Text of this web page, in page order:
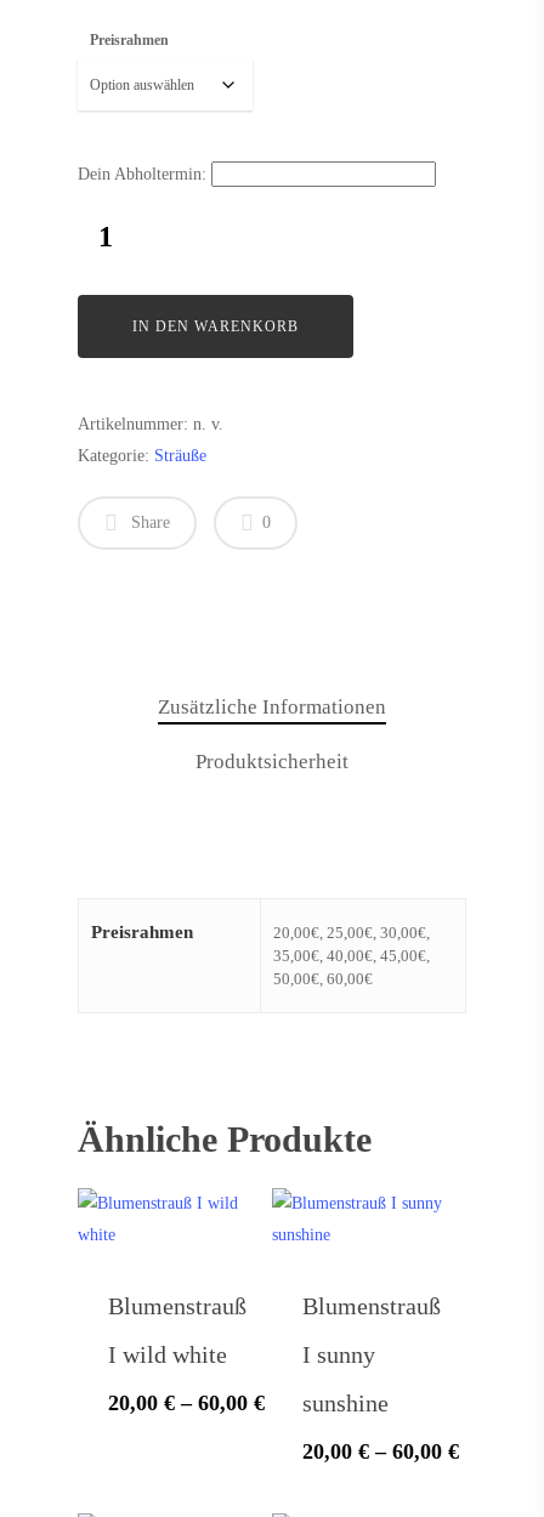
Preisrahmen
Dein Abholtermin:
IN DEN WARENKORB
Artikelnummer: n. v.
Kategorie: Sträuße
Share 0
Zusätzliche Informationen
Produktsicherheit
Preisrahmen
20,00€, 25,00€, 30,00€,
35,00€, 40,00€, 45,00€,
50,00€, 60,00€
Ähnliche Produkte
Blumenstrauß
I wild white
20,00 € – 60,00 €
Blumenstrauß
I sunny
sunshine
20,00 €– 60,00 €
Kleinigkeiten
Gutscheine